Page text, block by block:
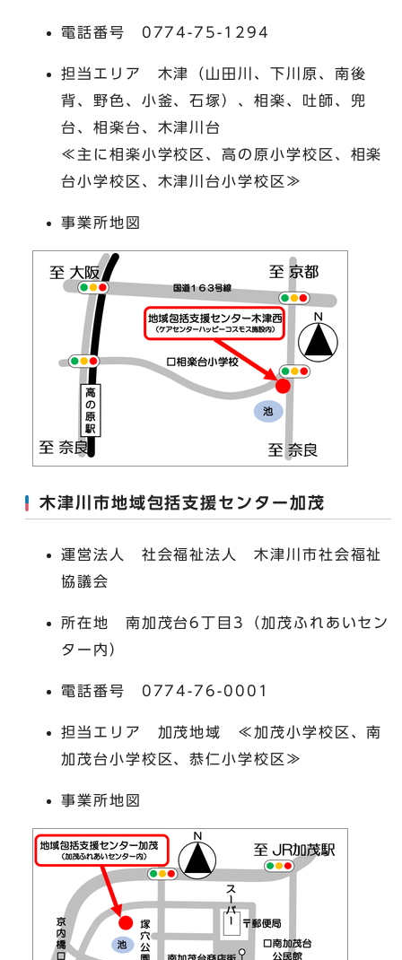
電話番号 0774-75-1294
担当エリア 木津（山田川、下川原、南後
背、野色、小釜、石塚）、相楽、吐師、兜
台、相楽台、木津川台
≪主に相楽小学校区、高の原小学校区、相楽
台小学校区、木津川台小学校区≫
事業所地図
木津川市地域包括支援センター加茂
運営法人 社会福祉法人 木津川市社会福祉
協議会
所在地 南加茂台6丁目3（加茂ふれあいセン
ター内）
電話番号 0774-76-0001
担当エリア 加茂地域 ≪加茂小学校区、南
加茂台小学校区、恭仁小学校区≫
事業所地図